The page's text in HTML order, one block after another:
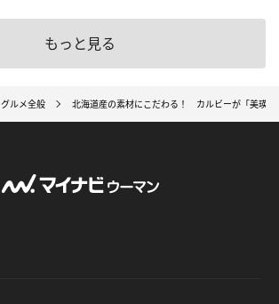
もっと見る
グルメ全般 北海道産の素材にこだわる！ カルビーが「美瑛